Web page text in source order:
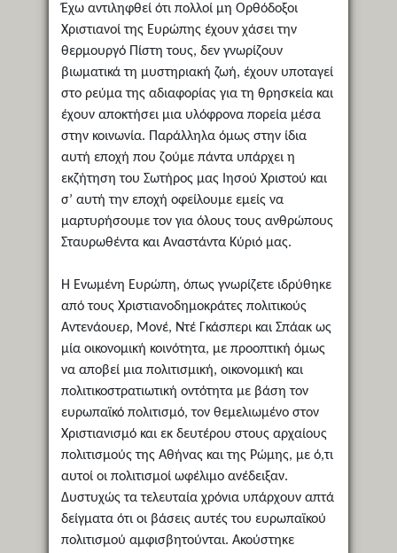
Έχω αντιληφθεί ότι πολλοί μη Ορθόδοξοι
Χριστιανοί της Ευρώπης έχουν χάσει την
θερμουργό Πίστη τους, δεν γνωρίζουν
βιωματικά τη μυστηριακή ζωή, έχουν υποταγεί
στο ρεύμα της αδιαφορίας για τη θρησκεία και
έχουν αποκτήσει μια υλόφρονα πορεία μέσα
στην κοινωνία. Παράλληλα όμως στην ίδια
αυτή εποχή που ζούμε πάντα υπάρχει η
εκζήτηση του Σωτήρος μας Ιησού Χριστού και
σ’ αυτή την εποχή οφείλουμε εμείς να
μαρτυρήσουμε τον για όλους τους ανθρώπους
Σταυρωθέντα και Αναστάντα Κύριό μας.
Η Ενωμένη Ευρώπη, όπως γνωρίζετε ιδρύθηκε
από τους Χριστιανοδημοκράτες πολιτικούς
Αντενάουερ, Μονέ, Ντέ Γκάσπερι και Σπάακ ως
μία οικονομική κοινότητα, με προοπτική όμως
να αποβεί μια πολιτισμική, οικονομική και
πολιτικοστρατιωτική οντότητα με βάση τον
ευρωπαϊκό πολιτισμό, τον θεμελιωμένο στον
Χριστιανισμό και εκ δευτέρου στους αρχαίους
πολιτισμούς της Αθήνας και της Ρώμης, με ό,τι
αυτοί οι πολιτισμοί ωφέλιμο ανέδειξαν.
Δυστυχώς τα τελευταία χρόνια υπάρχουν απτά
δείγματα ότι οι βάσεις αυτές του ευρωπαϊκού
πολιτισμού αμφισβητούνται. Ακούστηκε